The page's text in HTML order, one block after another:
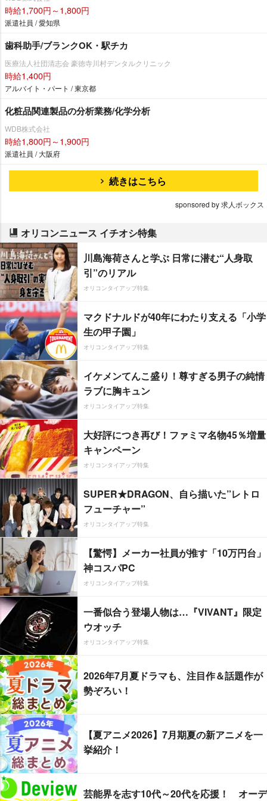
時給1,700円～1,800円
派遣社員 / 愛知県
歯科助手/ブランクOK・駅チカ
医療法人社団清志会 豪徳寺川村デンタルクリニック
時給1,400円
アルバイト・パート / 東京都
化粧品関連製品の分析業務/化学分析
WDB株式会社
時給1,800円～1,900円
派遣社員 / 大阪府
続きはこちら
sponsored by 求人ボックス
オリコンニュース イチオシ特集
川島海荷さんと学ぶ 日常に潜む“人身取
引”のリアル
オリコンタイアップ特集
マクドナルドが40年にわたり支える「小学
生の甲子園」
オリコンタイアップ特集
イケメンてんこ盛り！尊すぎる男子の純情
ラブに胸キュン
オリコンタイアップ特集
大好評につき再び！ファミマ名物45％増量
キャンペーン
オリコンタイアップ特集
SUPER★DRAGON、自ら描いた”レトロ
フューチャー”
オリコンタイアップ特集
【驚愕】メーカー社員が推す「10万円台」
神コスパPC
オリコンタイアップ特集
一番似合う登場人物は…『VIVANT』限定
ウオッチ
オリコンタイアップ特集
2026年7月夏ドラマも、注目作＆話題作が
勢ぞろい！
【夏アニメ2026】7月期夏の新アニメを一
挙紹介！
芸能界を志す10代～20代を応援！ オーデ